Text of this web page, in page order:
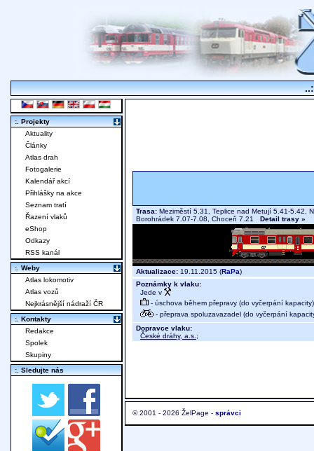
Trasa: Meziměstí 5.31, Teplice nad Metují 5.41-5.42,
Borohrádek 7.07-7.08, Choceň 7.21 Detail trasy »
Aktualizace: 19.11.2015 (RaPa)
Poznámky k vlaku:
Jede v
- úschova během přepravy (do vyčerpání kapacity)
- přeprava spoluzavazadel (do vyčerpání
Dopravce vlaku:
České dráhy, a.s. ;
© 2001 - 2026 ŽelPage - správci
:. Projekty
Aktuality
Články
Atlas drah
Fotogalerie
Kalendář akcí
Přihlášky na akce
Seznam tratí
Řazení vlaků
eShop
Odkazy
RSS kanál
:. Weby
Atlas lokomotiv
Atlas vozů
Nejkrásnější nádraží ČR
:. Kontakty
Redakce
Spolek
Skupiny
:. Sledujte nás